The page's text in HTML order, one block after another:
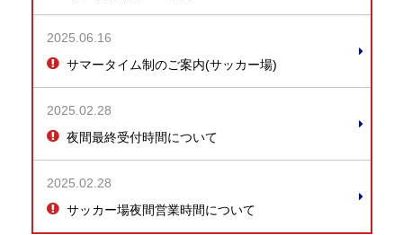
2025.06.16
サマータイム制のご案内(サッカー場)
2025.02.28
夜間最終受付時間について
2025.02.28
サッカー場夜間営業時間について